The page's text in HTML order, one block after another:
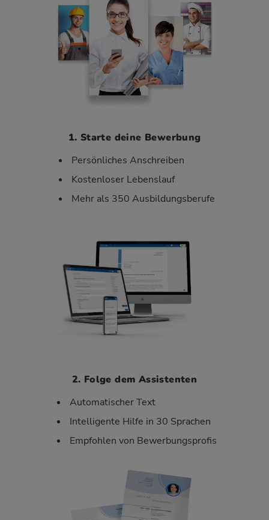
1. Starte deine Bewerbung
Persönliches Anschreiben
Kostenloser Lebenslauf
Mehr als 350 Ausbildungsberufe
2. Folge dem Assistenten
Automatischer Text
Intelligente Hilfe in 30 Sprachen
Empfohlen von Bewerbungsprofis